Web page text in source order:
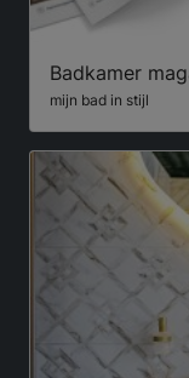
Badkamer
mijn bad in stijl